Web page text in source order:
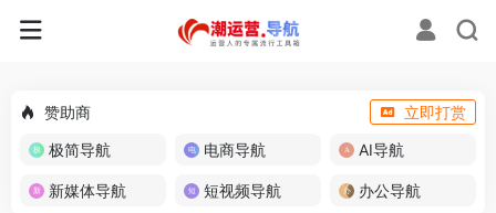
赞助商
立即打赏
极简导航
电商导航 AI导航
新媒体导航 短视频导航 办公导航